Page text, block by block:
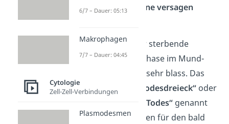
nach und dieOrgane versagen
Zusätzlich wird der sterbende
Mensch in dieser Phase im Mund-
und Nasenbereich sehr blass. Das
Phänomen wird
„Todesdreieck“ oder
„Dreieck des Todes“ genannt
und ist ein Anzeichen für den bald
6/7 – Dauer: 05:13
Makrophagen
7/7 – Dauer: 04:45
Cytologie
Zell-Zell-Verbindungen
Plasmodesmen